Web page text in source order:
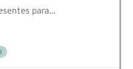
para…